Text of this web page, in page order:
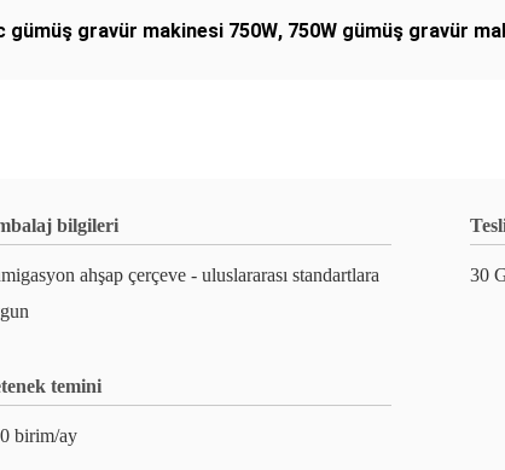
gümüş gravür makinesi 750W, 750W gümüş gravür
bilgileri
ahşap çerçeve - uluslararası standartlara
30
temini
birim/ay